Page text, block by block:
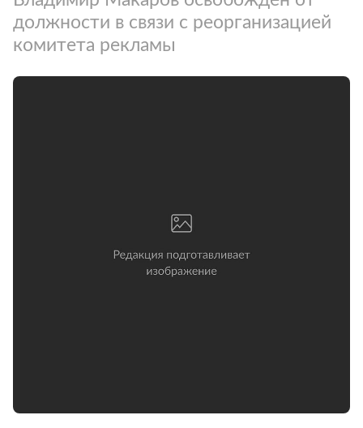
должности в связи с реорганизацией
комитета рекламы